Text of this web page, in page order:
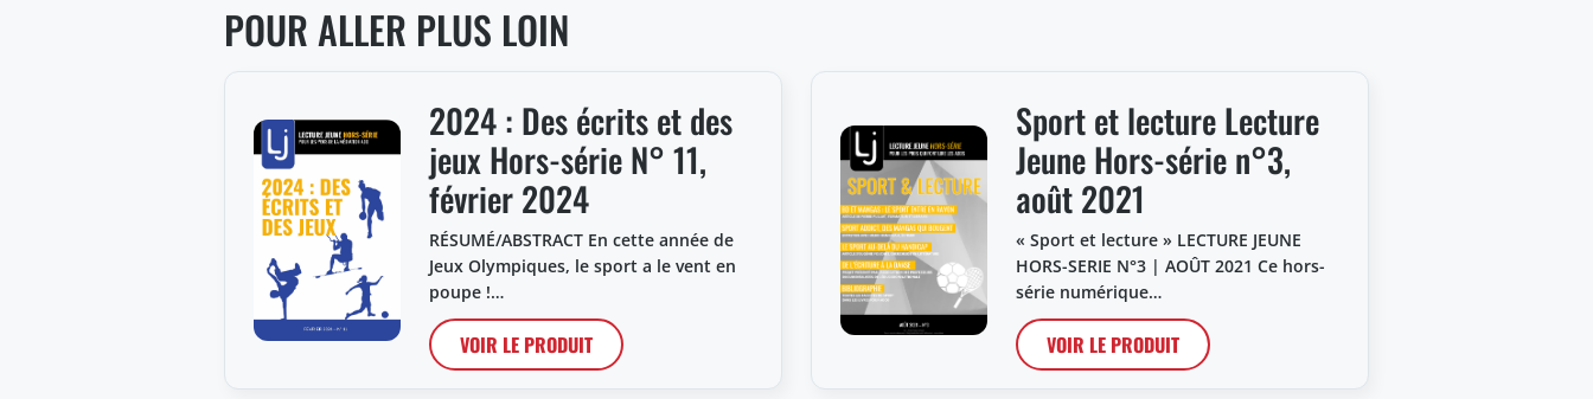
POUR ALLER PLUS LOIN
2024 : Des écrits et des
jeux Hors-série N° 11,
février 2024
RÉSUMÉ/ABSTRACT En cette année de
Jeux Olympiques, le sport a le vent en
poupe !…
VOIR LE PRODUIT
Sport et lecture Lecture
Jeune Hors-série n°3,
août 2021
« Sport et lecture » LECTURE JEUNE
HORS-SERIE N°3 | AOÛT 2021 Ce hors-
série numérique…
VOIR LE PRODUIT